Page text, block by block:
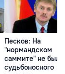
Песков: На
"нормандском
саммите" не было
судьбоносного